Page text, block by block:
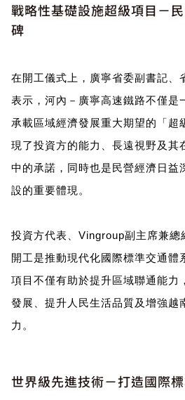
戰略性基礎設施超級項目－
碑
在開工儀式上，廣寧省委副書記、
表示，河內－廣寧高速鐵路不僅是
承載區域經濟發展重大期望的「超
現了投資方的能力、長遠視野及其
中的承諾，同時也是民營經濟日益
設的重要體現。
投資方代表、Vingroup副主席兼總
開工是推動現代化國際標準交通體
項目不僅有助於提升區域聯通能力
發展、提升人民生活品質及增強越
力。
世界級先進技術－打造國際